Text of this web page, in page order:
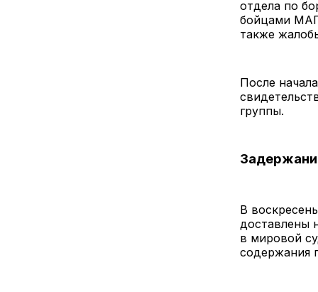
отдела по
бойцами
также
После
группы.
В
доставлены
в мировой
содержания